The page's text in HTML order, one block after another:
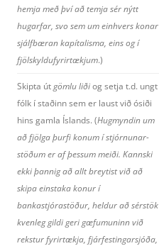
hemja með því að temja sér nýtt
hugarfar, svo sem um einhvers konar
sjálf­bæran kapítalisma, eins og í
fjölskyldu­fyrirtækjum.)
Skipta út gömlu liðiog setja t.d. ungt
fólk í staðinn sem er laust við ósiði
hins gamla Íslands. (Hug­myndin um
að fjölga þurfi konum í stjórnunar­
stöðum er af þessum meiði. Kannski
ekki þannig að allt breytist við að
skipa einstaka konur í
bankastjórastöður, heldur að sérstök
kvenleg gildi geri gæfumuninn við
rekstur fyrirtækja, fjár­festingarsjóða,